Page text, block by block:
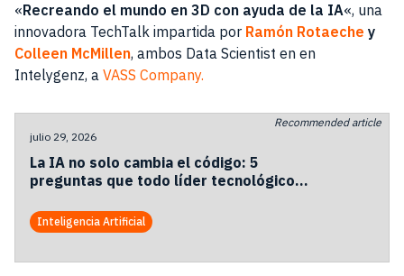
«Recreando el mundo en 3D con ayuda de la IA«, una
innovadora TechTalk impartida por Ramón Rotaeche y
Colleen McMillen, ambos Data Scientist en en
Intelygenz, a VASS Company.
Recommended article
julio 29, 2026
La IA no solo cambia el código: 5
preguntas que todo líder tecnológico
Inteligencia Artificial